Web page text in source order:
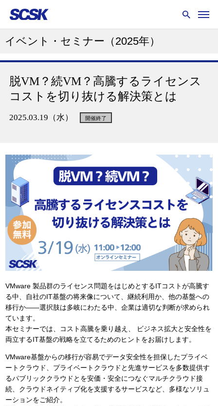
イベント・セミナー （2025年）
脱VM？続VM？高騰するライセンス
コストを切り抜ける解決策とは
2025.03.19（水） 開催終了
VMware 製品群のライセンス問題をはじめとするITコストが高騰す
る中、自社のIT基盤の将来像について、継続利用か、他の基盤への
移行か――選択肢は多岐にわたる中、企業は適切な判断が求められ
ています。
本セミナーでは、コスト高騰を乗り越え、 ビジネス拡大と安全性を
両立するIT基盤の戦略を立てるためのヒントをお届けします。
VMware基盤からの移行が容易でデータ安全性を担保したプライベ
ートクラウド、プライベートクラウドと先進サービスを多数提供す
るパブリッククラウドとを安価・安全につなぐマルチクラウド接
続、クラウドネイティブ化を支援するサービスなど、多様なソリュ
ーションをご紹介。